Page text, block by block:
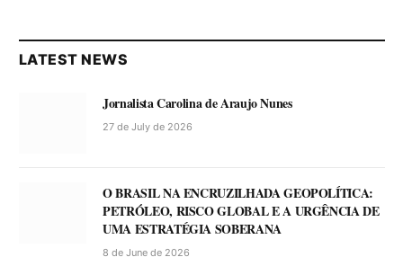
LATEST NEWS
Jornalista Carolina de Araujo Nunes
27 de July de 2026
O BRASIL NA ENCRUZILHADA GEOPOLÍTICA:
PETRÓLEO, RISCO GLOBAL E A URGÊNCIA DE
UMA ESTRATÉGIA SOBERANA
8 de June de 2026